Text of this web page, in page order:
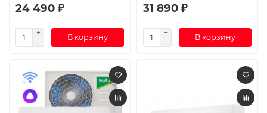
24 490 ₽
В корзину
31 890 ₽
В корзину